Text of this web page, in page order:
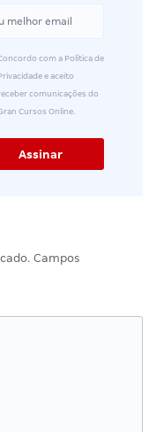
com a Política de
e aceito
comunicações do
Cursos Online.
Campos